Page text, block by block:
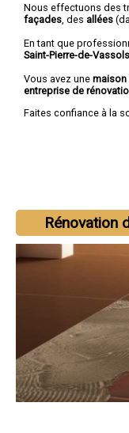
Nous effectuons des
façades , des allées
En tant que
Saint-Pierre-de-
Vous avez une maison
entreprise de
Faites confiance à la
Rénovation